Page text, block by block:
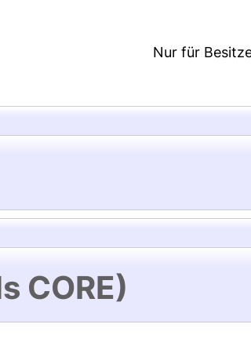
Nur für
CORE)